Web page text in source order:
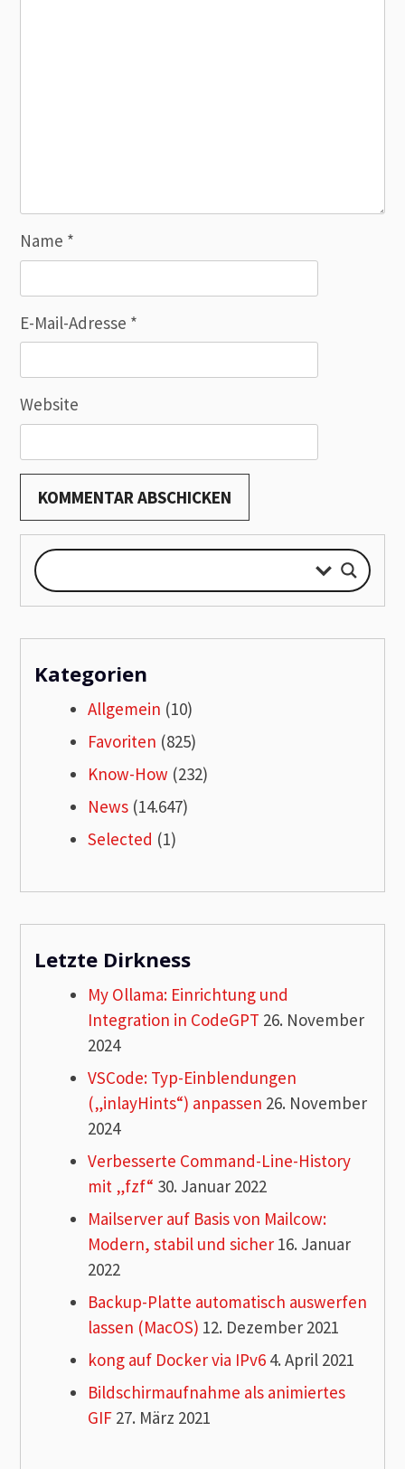
Name *
E-Mail-Adresse *
Website
Kategorien
Allgemein (10)
Favoriten (825)
Know-How (232)
News (14.647)
Selected (1)
Letzte Dirkness
My Ollama: Einrichtung und
Integration in CodeGPT 26. November
2024
VSCode: Typ-Einblendungen
(„inlayHints“) anpassen 26. November
2024
Verbesserte Command-Line-History
mit „fzf“ 30. Januar 2022
Mailserver auf Basis von Mailcow:
Modern, stabil und sicher 16. Januar
2022
Backup-Platte automatisch auswerfen
lassen (MacOS) 12. Dezember 2021
kong auf Docker via IPv6 4. April 2021
Bildschirmaufnahme als animiertes
GIF 27. März 2021